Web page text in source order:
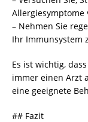
Allergiesymptome
– Nehmen Sie
Ihr Immunsystem
Es ist wichtig,
immer einen Arzt
eine geeignete
## Fazit